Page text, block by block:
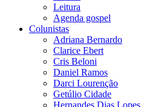
Leitura
Agenda gospel
Colunistas
Adriana Bernardo
Clarice Ebert
Cris Beloni
Daniel Ramos
Darci Lourenção
Getúlio Cidade
Hernandes Dias Lopes